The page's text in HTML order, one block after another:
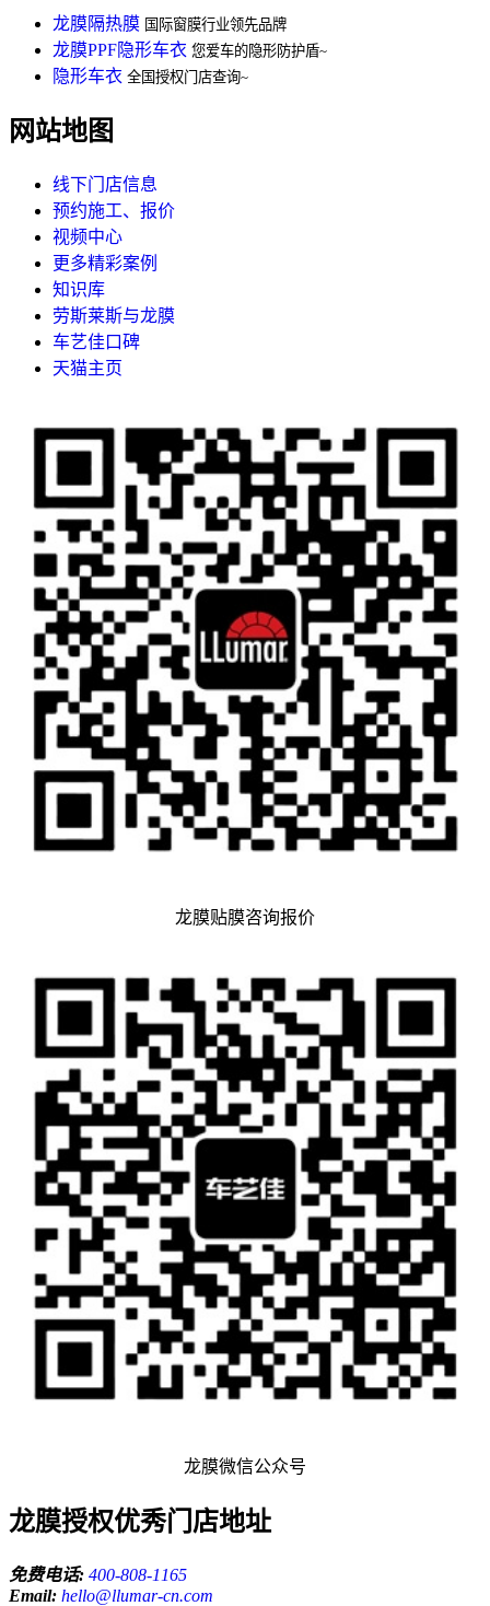
龙膜隔热膜 国际窗膜行业领先品牌
龙膜PPF隐形车衣 您爱车的隐形防护盾~
隐形车衣 全国授权门店查询~
网站地图
线下门店信息
预约施工、报价
视频中心
更多精彩案例
知识库
劳斯莱斯与龙膜
车艺佳口碑
天猫主页
龙膜贴膜咨询报价
龙膜微信公众号
龙膜授权优秀门店地址
免费电话: 400-808-1165
Email: hello@llumar-cn.com